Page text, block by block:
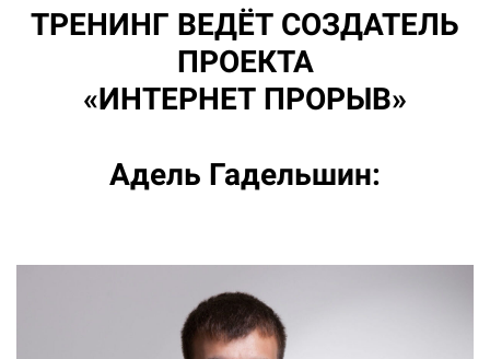
ТРЕНИНГ ВЕДЁТ СОЗДАТЕЛЬ
ПРОЕКТА
«ИНТЕРНЕТ ПРОРЫВ»
Адель Гадельшин: